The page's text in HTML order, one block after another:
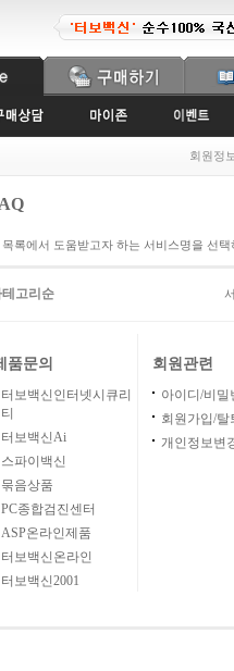
회원정
목록에서 도움받고자 하는 서비스명을 선택
테고리순
품문의
터보백신인터넷시큐리
티
터보백신Ai
스파이백신
묶음상품
PC종합검진센터
ASP온라인제품
터보백신온라인
터보백신2001
회원관련
아이디/비밀
회원가입/탈
개인정보변